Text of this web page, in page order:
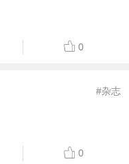
0
#杂志
0